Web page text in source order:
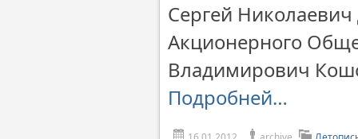
Сергей
Акционерного
Владимирович
Подробней…